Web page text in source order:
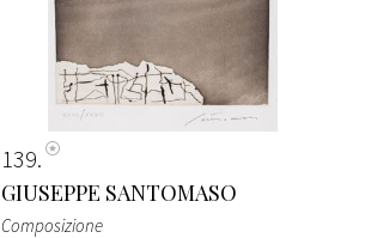
139
GIUSEPPE SANTOMASO
Composizione